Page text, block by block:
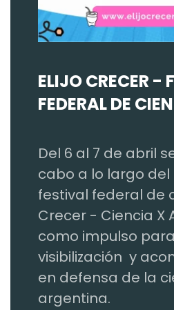
ELIJO CRECER -
FEDERAL DE
Del 6 al 7 de abril
cabo a lo largo del
festival federal de
Crecer - Ciencia X
como impulso
visibilización y
en defensa de la
argentina.